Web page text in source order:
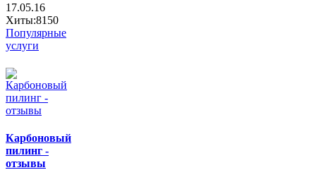
17.05.16
Хиты:8150
Популярные
услуги
Карбоновый
пилинг -
отзывы